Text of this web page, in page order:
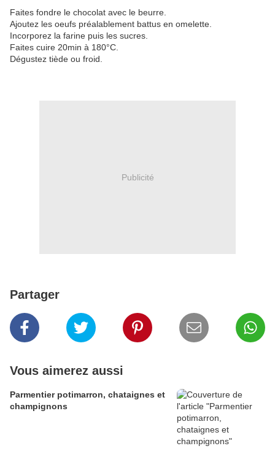
Faites fondre le chocolat avec le beurre.
Ajoutez les oeufs préalablement battus en omelette.
Incorporez la farine puis les sucres.
Faites cuire 20min à 180°C.
Dégustez tiède ou froid.
Publicité
Partager
Vous aimerez aussi
Parmentier potimarron, chataignes et
champignons